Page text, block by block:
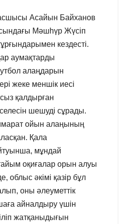
Асайын Байханов
Мәшһүр Жүсіп
кездесті.
аумақтарды
алаңдарын
жеке меншік иесі
қалдырған
шешуді сұрады.
ойын алаңының
Қала
мұндай
оқиғалар орын алуы
облыс әкімі қазір бұл
оны әлеуметтік
айналдыру үшін
жатқаныдығын